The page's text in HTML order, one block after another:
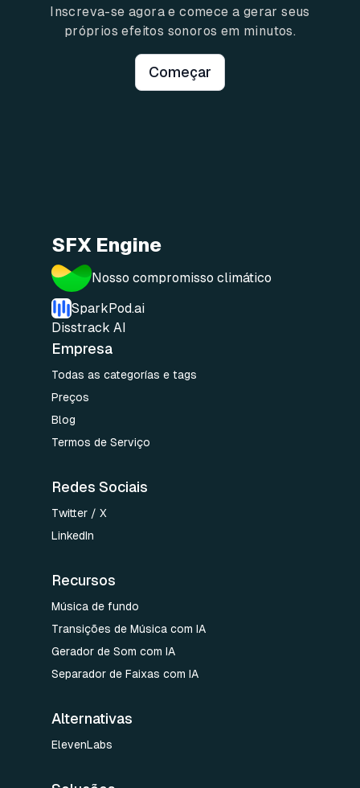
Inscreva-se agora e comece a gerar seus
próprios efeitos sonoros em minutos.
Começar
SFX Engine
Nosso compromisso climático
SparkPod.ai
Disstrack AI
Empresa
Todas as categorías e tags
Preços
Blog
Termos de Serviço
Redes Sociais
Twitter / X
LinkedIn
Recursos
Música de fundo
Transições de Música com IA
Gerador de Som com IA
Separador de Faixas com IA
Alternativas
ElevenLabs